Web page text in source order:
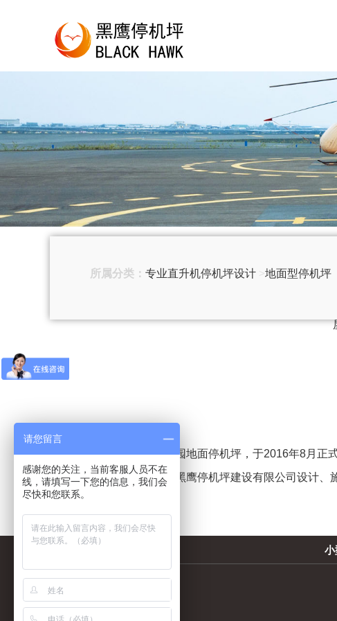
请您留言
感谢您的关注，当前客服人员不在
线，请填写一下您的信息，我们会
尽快和您联系。
所属分类： 专业直升机停机坪设计 >地面型停机坪
广东河源巴伐利亚庄园地面停机坪，于2016年8月正式
该停机坪项目由广州黑鹰停机坪建设有限公司设计、施
坪类型为混凝土结构。
小
CONTACT US